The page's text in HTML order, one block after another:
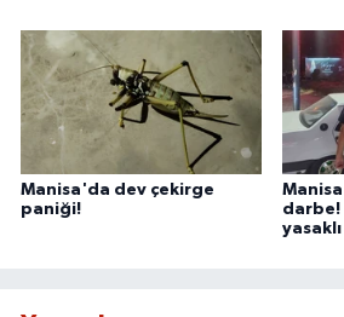
Manisa'da dev çekirge
paniği!
darbe!